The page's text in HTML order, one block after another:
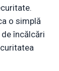
o simplă
încălcări